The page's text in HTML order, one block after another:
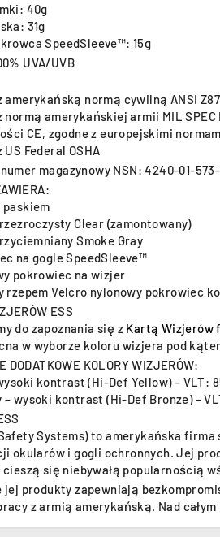
40g
31g
SpeedSleeve™: 15g
UVA/UVB
amerykańską normą cywilną ANSI
normą amerykańskiej armii MIL SPEC
CE, zgodne z europejskimi
US Federal OSHA
magazynowy NSN: 4240-01-573-
paskiem
Clear (zamontowany)
Smoke Gray
na gogle SpeedSleeve™
pokrowiec na wizjer
rzepem Velcro nylonowy pokrowiec
ESS
do zapoznania się z Kartą Wizjerów
w wyborze koloru wizjera pod
DODATKOWE KOLORY WIZJERÓW:
kontrast (Hi-Def Yellow) – VLT:
– wysoki kontrast (Hi-Def Bronze) –
Systems) to amerykańska
okularów i gogli ochronnych. Jej
się niebywałą popularnością
jej produkty zapewniają
z armią amerykańską. Nad